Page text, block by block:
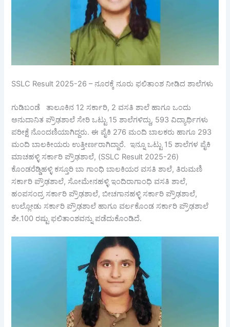
SSLC Result 2025-26 – ನೂರಕ್ಕೆ ನೂರು ಫಲಿತಾಂಶ ನೀಡಿದ ಶಾಲೆಗಳು
ಗುಡಿಬಂಡೆ ತಾಲೂಕಿನ 12 ಸರ್ಕಾರಿ, 2 ವಸತಿ ಶಾಲೆ ಹಾಗೂ ಒಂದು
ಅನುದಾನಿತ ಪ್ರೌಢಶಾಲೆ ಸೇರಿ ಒಟ್ಟು 15 ಶಾಲೆಗಳಿದ್ದು, 593 ವಿದ್ಯಾರ್ಥಿಗಳು
ಪರೀಕ್ಷೆ ನೊಂದಣಿಯಾಗಿದ್ದರು. ಈ ಪೈಕಿ 276 ಮಂದಿ ಬಾಲಕರು ಹಾಗೂ 293
ಮಂದಿ ಬಾಲಕೀಯರು ಉತ್ತೀರ್ಣರಾಗಿದ್ದಾರೆ. ಇನ್ನೂ ಒಟ್ಟು 15 ಶಾಲೆಗಳ ಪೈಕಿ
ಮಾಚಹಳ್ಳಿ ಸರ್ಕಾರಿ ಪ್ರೌಢಶಾಲೆ, (SSLC Result 2025-26)
ಕೊಂಡರೆಡ್ಡಿಹಳ್ಳಿ ಕಸ್ತೂರಿ ಬಾ ಗಾಂಧಿ ಬಾಲಕಿಯರ ವಸತಿ ಶಾಲೆ, ತಿರುಮಣಿ
ಸರ್ಕಾರಿ ಪ್ರೌಢಶಾಲೆ, ಸೋಮೇನಹಳ್ಳಿ ಇಂದಿರಾಗಾಂಧಿ ವಸತಿ ಶಾಲೆ,
ಹಂಪಸಂದ್ರ ಸರ್ಕಾರಿ ಪ್ರೌಢಶಾಲೆ, ಬೀಚಗಾನಹಳ್ಳಿ ಸರ್ಕಾರಿ ಪ್ರೌಢಶಾಲೆ,
ಉಲ್ಲೋಡು ಸರ್ಕಾರಿ ಪ್ರೌಢಶಾಲೆ ಹಾಗೂ ವರ್ಲಕೊಂಡ ಸರ್ಕಾರಿ ಪ್ರೌಢಶಾಲೆ
ಶೇ.100 ರಷ್ಟು ಫಲಿತಾಂಶವನ್ನು ಪಡೆದುಕೊಂಡಿದೆ.